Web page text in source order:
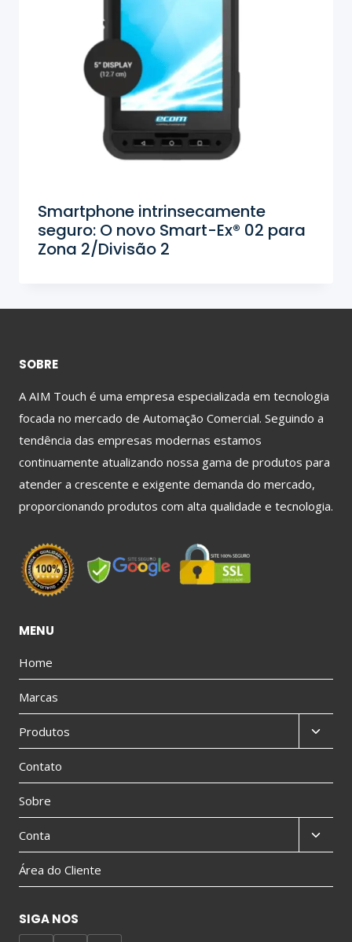
Smartphone intrinsecamente
seguro: O novo Smart-Ex® 02 para
Zona 2/Divisão 2
SOBRE
A AIM Touch é uma empresa especializada em tecnologia
focada no mercado de Automação Comercial. Seguindo a
tendência das empresas modernas estamos
continuamente atualizando nossa gama de produtos para
atender a crescente e exigente demanda do mercado,
proporcionando produtos com alta qualidade e tecnologia.
MENU
Home
Marcas
Produtos
Contato
Sobre
Conta
Área do Cliente
SIGA NOS